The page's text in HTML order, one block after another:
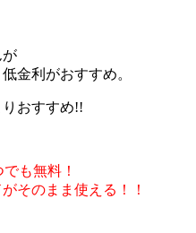
が
金利がおすすめ。
おすすめ!!
も無料！
そのまま使える！！